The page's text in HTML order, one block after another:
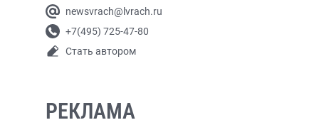
newsvrach@lvrach.ru
+7(495) 725-47-80
Стать автором
РЕКЛАМА